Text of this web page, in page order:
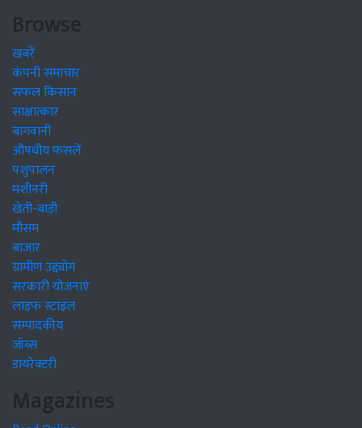
Browse
खबरें
कंपनी समाचार
सफल किसान
साक्षात्कार
बागवानी
औषधीय फसलें
पशुपालन
मशीनरी
खेती-बाड़ी
मौसम
बाजार
ग्रामीण उद्द्योग
सरकारी योजनाएं
लाइफ स्टाइल
सम्पादकीय
जॉब्स
डायरेक्टरी
Magazines